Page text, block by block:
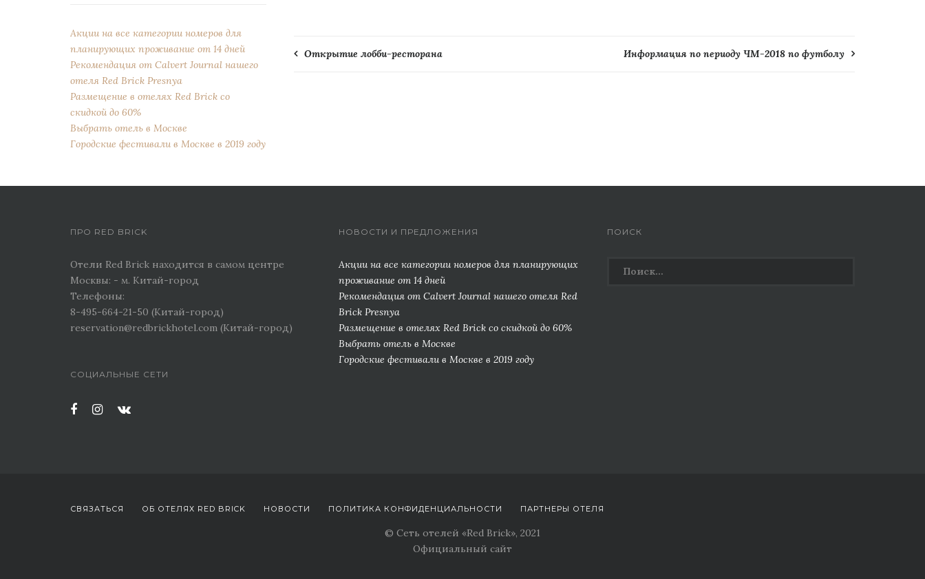
Навигация
Открытие лобби-ресторана Информация по периоду ЧМ-2018 по футболу
Акции на все категории номеров для
планирующих проживание от 14 дней
Рекомендация от Сalvert Journal нашего
отеля Red Brick Presnya
Размещение в отелях Red Brick со
скидкой до 60%
Выбрать отель в Москве
Городские фестивали в Москве в 2019 году
ПРО RED BRICK
Отели Red Brick находится в самом центре
Москвы: - м. Китай-город
Телефоны:
8-495-664-21-50 (Китай-город)
reservation@redbrickhotel.com (Китай-город)
СОЦИАЛЬНЫЕ СЕТИ
НОВОСТИ И ПРЕДЛОЖЕНИЯ
Акции на все категории номеров для планирующих
проживание от 14 дней
Рекомендация от Сalvert Journal нашего отеля Red
Brick Presnya
Размещение в отелях Red Brick со скидкой до 60%
Выбрать отель в Москве
Городские фестивали в Москве в 2019 году
ПОИСК
СВЯЗАТЬСЯ ОБ ОТЕЛЯХ RED BRICK НОВОСТИ ПОЛИТИКА КОНФИДЕНЦИАЛЬНОСТИ ПАРТНЕРЫ ОТЕЛЯ
© Сеть отелей «Red Brick», 2021
Официальный сайт